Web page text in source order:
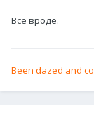
Все вроде.
Been dazed and